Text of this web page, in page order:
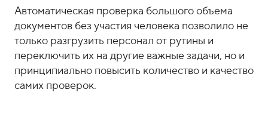
Автоматическая проверка большого объема
документов без участия человека позволило не
только разгрузить персонал от рутины и
переключить их на другие важные задачи, но и
принципиально повысить количество и качество
самих проверок.